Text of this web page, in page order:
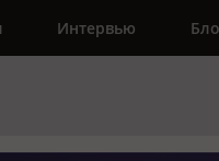
Интервью